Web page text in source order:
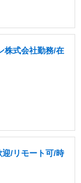
株式会社勤務/在
/リモート可/時